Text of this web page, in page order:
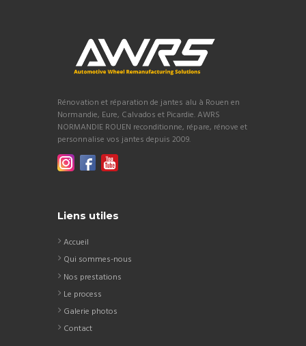
Rénovation et réparation de jantes alu à Rouen en
Normandie, Eure, Calvados et Picardie. AWRS
NORMANDIE ROUEN reconditionne, répare, rénove et
personnalise vos jantes depuis 2009.
Liens utiles
Accueil
Qui sommes-nous
Nos prestations
Le process
Galerie photos
Contact